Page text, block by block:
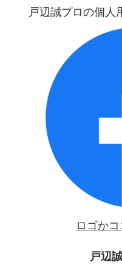
戸辺誠プロの個人
ロゴかコ
戸辺